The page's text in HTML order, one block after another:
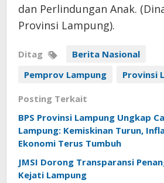
dan Perlindungan Anak.
Provinsi Lampung).
Ditag
Berita Nasional
Pemprov Lampung
Provinsi
Posting Terkait
BPS Provinsi Lampung Ungkap
Lampung: Kemiskinan Turun,
Ekonomi Terus Tumbuh
JMSI Dorong Transparansi
Kejati Lampung